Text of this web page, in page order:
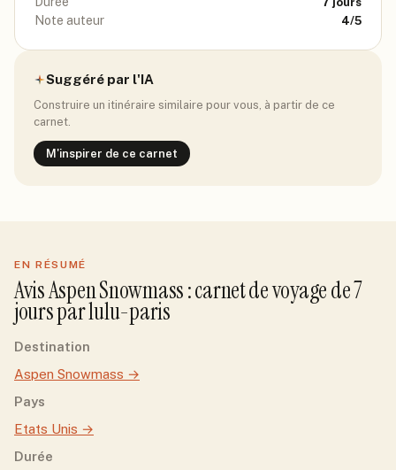
Note auteur 4/5
Suggéré par l'IA
Construire un itinéraire similaire pour vous, à partir de ce
carnet.
M'inspirer de ce carnet
EN RÉSUMÉ
AvisAspen Snowmass: carnet de voyage de7
joursparlulu-paris
Destination
Aspen Snowmass →
Pays
Etats Unis →
Durée